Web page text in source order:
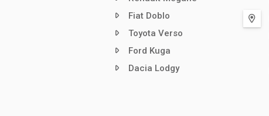
Fiat Doblo
Toyota Verso
Ford Kuga
Dacia Lodgy